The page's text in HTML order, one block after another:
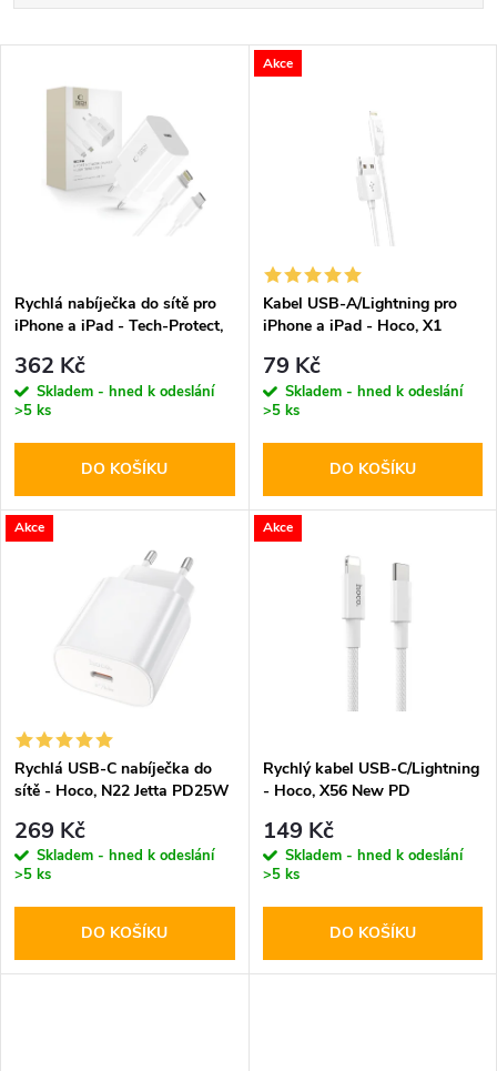
a
p
r
o
d
u
Abecedně
s
p
r
o
d
ů
Rychlá nabíječka do sítě pro
iPhone a iPad - Tech-Protect,
362 Kč
Skladem - hned k odeslání
>5 ks
DO KOŠÍKU
Akce
Kabel USB-A/Lightning pro
iPhone a iPad - Hoco, X1
79 Kč
Skladem - hned k odeslání
>5 ks
DO KOŠÍKU
Akce
Rychlá USB-C nabíječka do
sítě - Hoco, N22 Jetta PD25W
269 Kč
Skladem - hned k odeslání
>5 ks
DO KOŠÍKU
Akce
Rychlý kabel USB-C/Lightning
- Hoco, X56 New PD
149 Kč
Skladem - hned k odeslání
>5 ks
DO KOŠÍKU